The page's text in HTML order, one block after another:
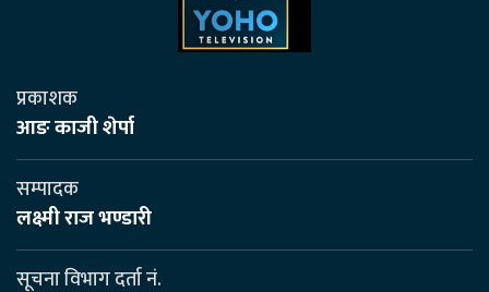
प्रकाशक
आङ काजी शेर्पा
सम्पादक
लक्ष्मी राज भण्डारी
सूचना विभाग दर्ता नं.